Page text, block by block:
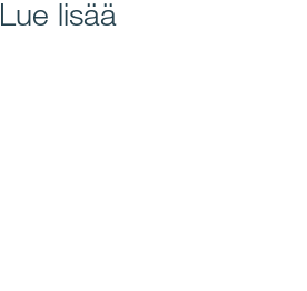
Lue lisää